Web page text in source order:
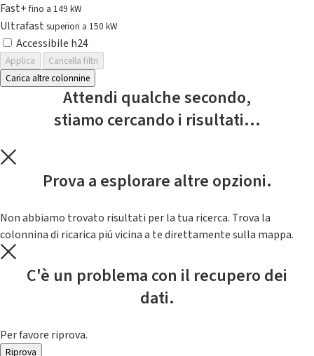
Fast+fino a 149 kW
Ultrafast superiori a 150 kW
Accessibile h24
Applica
Cancella filtri
Carica altre colonnine
Attendi qualche secondo,
stiamo cercando i risultati...
Prova a esplorare altre opzioni.
Non abbiamo trovato risultati per la tua ricerca. Trova la
colonnina di ricarica piú vicina a te direttamente sulla mappa.
C'è un problema con il recupero dei
dati.
Per favore riprova.
Riprova